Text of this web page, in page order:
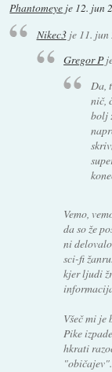
Phantomeye je 12. jun
Nikec3je 11.
Gregor P
Da,
nič,
bolj
Vemo,
da so že
ni
sci-fi
kjer ljudi
Všeč mi
Pike
hkrati